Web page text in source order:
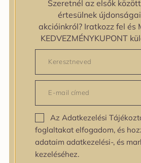
zipiderm
Bőrállapot
Bőrállapot
Bőrtípus
Bőrtípus
Kombinált
Száraz
Zsíros
Bőrprobléma
Bőrprobléma
Bőrpír
Dehidratált bőr
Szeretnél az elsők
értesülnek
akcióinkról? Iratkozz fel és
KEDVEZMÉNYKUPONT
Az Adatkezelési
foglaltakat elfogadom, és
adataim adatkezelési-, és
kezeléséhez.